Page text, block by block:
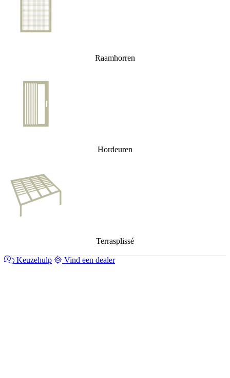
Raamhorren
Hordeuren
Terrasplissé
Keuzehulp Vind een dealer